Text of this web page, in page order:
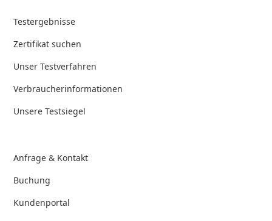
Testergebnisse
Zertifikat suchen
Unser Testverfahren
Verbraucherinformationen
Unsere Testsiegel
Anfrage & Kontakt
Buchung
Kundenportal